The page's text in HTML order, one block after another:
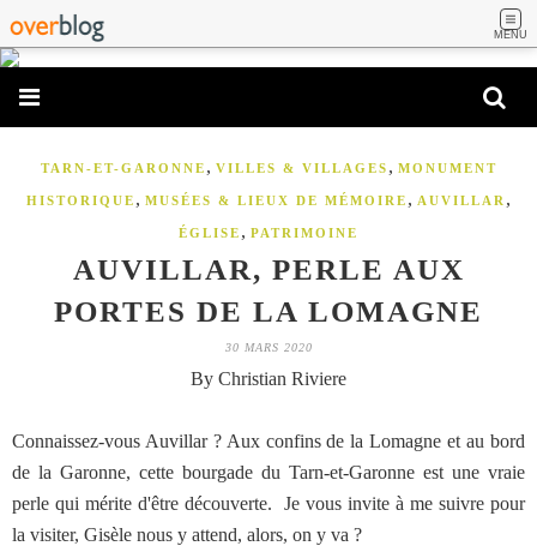
MENU
TARN-ET-GARONNE , VILLES & VILLAGES , MONUMENT
HISTORIQUE , MUSÉES & LIEUX DE MÉMOIRE , AUVILLAR ,
ÉGLISE , PATRIMOINE
AUVILLAR, PERLE AUX
PORTES DE LA LOMAGNE
30 MARS 2020
By Christian Riviere
Connaissez-vous Auvillar ? Aux confins de la Lomagne et au bord
de la Garonne, cette bourgade du Tarn-et-Garonne est une vraie
perle qui mérite d'être découverte. Je vous invite à me suivre pour
la visiter, Gisèle nous y attend, alors, on y va ?